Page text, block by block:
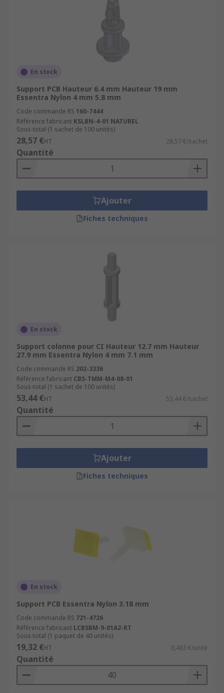
En stock
Support PCB Hauteur 6.4 mm Hauteur 19 mm
Essentra Nylon 4 mm 5.8 mm
Code commande RS 160-7444
Référence fabricant KSLBN-4-01 NATUREL
Sous-total (1 sachet de 100 unités)
28,57 €HT 28,57 €/sachet
Quantité
Ajouter
Fiches techniques
En stock
Support colonne pour CI Hauteur 12.7 mm Hauteur
27.9 mm Essentra Nylon 4 mm 7.1 mm
Code commande RS 202-3336
Référence fabricant CBS-TMM-M4-08-01
Sous-total (1 sachet de 100 unités)
53,44 €HT 53,44 €/sachet
Quantité
Ajouter
Fiches techniques
En stock
Support PCB Essentra Nylon 3.18 mm
Code commande RS 721-4726
Référence fabricant LCBSBM-9-01A2-RT
Sous-total (1 paquet de 40 unités)
19,32 €HT 0,483 €/unité
Quantité